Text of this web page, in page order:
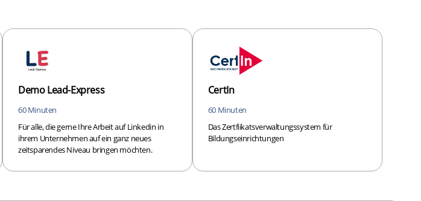
Demo Lead-Express
60 Minuten
Für alle, die gerne Ihre Arbeit auf Linkedin in
ihrem Unternehmen auf ein ganz neues
zeitsparendes Niveau bringen möchten.
CertIn
60 Minuten
Das Zertfiikatsverwaltungssystem für
Bildungseinrichtungen